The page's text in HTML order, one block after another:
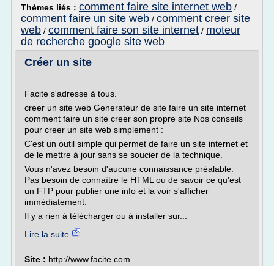
Thèmes liés : comment faire site internet web /
comment faire un site web / comment creer site
web / comment faire son site internet / moteur
de recherche google site web
Créer un site
Facite s'adresse à tous.
creer un site web Generateur de site faire un site internet
comment faire un site creer son propre site Nos conseils
pour creer un site web simplement :
C'est un outil simple qui permet de faire un site internet et
de le mettre à jour sans se soucier de la technique.
Vous n'avez besoin d'aucune connaissance préalable.
Pas besoin de connaître le HTML ou de savoir ce qu'est
un FTP pour publier une info et la voir s'afficher
immédiatement.
Il y a rien à télécharger ou à installer sur...
Lire la suite
Site : http://www.facite.com